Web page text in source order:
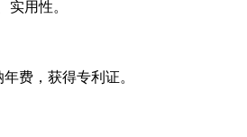
实用性。
费，获得专利证。